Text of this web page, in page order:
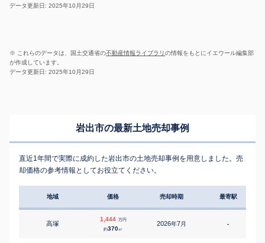
データ更新日: 2025年10月29日
※ これらのデータは、国土交通省の不動産情報ライブラリの情報をもとにイエウール編集部
が作成しています。
データ更新日: 2025年10月29日
岩出市の最新土地売却事例
直近1年間で実際に成約した岩出市の土地売却事例を用意しました。売
却価格の参考情報としてお役立てください。
地域 価格 売却時期 最寄駅
高塚
1,444 万円
約370㎡
2026年7月 -